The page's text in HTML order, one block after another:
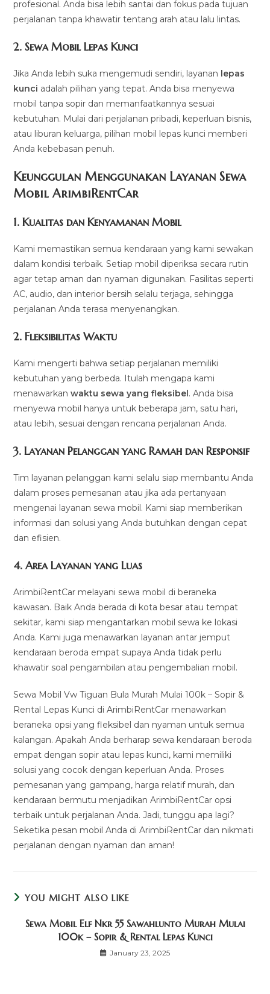
profesional. Anda bisa lebih santai dan fokus pada tujuan
perjalanan tanpa khawatir tentang arah atau lalu lintas.
2.Sewa Mobil Lepas Kunci
Jika Anda lebih suka mengemudi sendiri, layanan lepas
kunci adalah pilihan yang tepat. Anda bisa menyewa
mobil tanpa sopir dan memanfaatkannya sesuai
kebutuhan. Mulai dari perjalanan pribadi, keperluan bisnis,
atau liburan keluarga, pilihan mobil lepas kunci memberi
Anda kebebasan penuh.
Keunggulan Menggunakan Layanan Sewa
Mobil ArimbiRentCar
1.Kualitas dan Kenyamanan Mobil
Kami memastikan semua kendaraan yang kami sewakan
dalam kondisi terbaik. Setiap mobil diperiksa secara rutin
agar tetap aman dan nyaman digunakan. Fasilitas seperti
AC, audio, dan interior bersih selalu terjaga, sehingga
perjalanan Anda terasa menyenangkan.
2.Fleksibilitas Waktu
Kami mengerti bahwa setiap perjalanan memiliki
kebutuhan yang berbeda. Itulah mengapa kami
menawarkanwaktu sewa yang fleksibel. Anda bisa
menyewa mobil hanya untuk beberapa jam, satu hari,
atau lebih, sesuai dengan rencana perjalanan Anda.
3.Layanan Pelanggan yang Ramah dan Responsif
Tim layanan pelanggan kami selalu siap membantu Anda
dalam proses pemesanan atau jika ada pertanyaan
mengenai layanan sewa mobil. Kami siap memberikan
informasi dan solusi yang Anda butuhkan dengan cepat
dan efisien.
4.Area Layanan yang Luas
ArimbiRentCar melayani sewa mobil di beraneka
kawasan. Baik Anda berada di kota besar atau tempat
sekitar, kami siap mengantarkan mobil sewa ke lokasi
Anda. Kami juga menawarkan layanan antar jemput
kendaraan beroda empat supaya Anda tidak perlu
khawatir soal pengambilan atau pengembalian mobil.
Sewa Mobil Vw Tiguan Bula Murah Mulai 100k – Sopir &
Rental Lepas Kunci di ArimbiRentCar menawarkan
beraneka opsi yang fleksibel dan nyaman untuk semua
kalangan. Apakah Anda berharap sewa kendaraan beroda
empat dengan sopir atau lepas kunci, kami memiliki
solusi yang cocok dengan keperluan Anda. Proses
pemesanan yang gampang, harga relatif murah, dan
kendaraan bermutu menjadikan ArimbiRentCar opsi
terbaik untuk perjalanan Anda. Jadi, tunggu apa lagi?
Seketika pesan mobil Anda di ArimbiRentCar dan nikmati
perjalanan dengan nyaman dan aman!
YOU MIGHT ALSO LIKE
Sewa Mobil Elf Nkr 55 Sawahlunto Murah Mulai
100k – Sopir & Rental Lepas Kunci
January 23, 2025